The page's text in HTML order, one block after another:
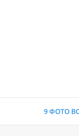
9 ФОТО